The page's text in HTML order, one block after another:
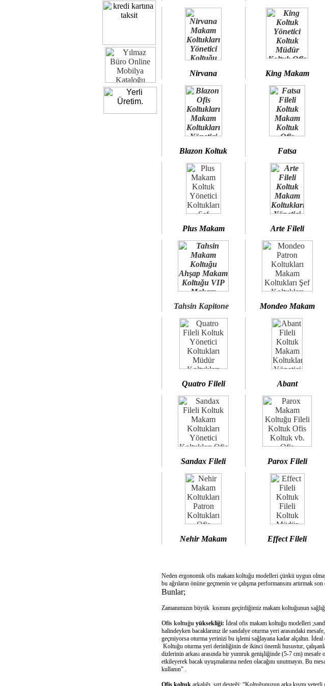
Nirvana King Makam
Blazon Koltuk Fatsa
Plus Makam Arte Fileli
Tahsin Kapitone Mondeo Makam
Quatro Fileli Abant
Sandax Fileli Parox Fileli
Nehir Makam Effect Fileli
Neden ergonomik ofis makam koltuğu modelleri çünkü uygun
bu ağrıların önüne geçmenin ve çalışma performansını artırmak
Bunlar;
Zamanımızın büyük kısmını geçirdiğimiz makam koltuğunun
Ofis koltuğuyüksekliği: İdeal ofis makam koltuğu modelleri
halindeyken bacaklarınız ile sandalye oturma yeri arasındaki
geçmiyorsa oturma yerinizi bu işlemi sağlayana kadar alçaltın.
Koltuğu oturma yeri derinliğinin de ikinci önemli husustur,
dizlerinin arkası arasında bir yumruk genişliğinde (5-7 cm) mesafe
etkileyerek bacak uyuşmalarına neden olacağını unutmayın. Bu
kullanın” .
Ofis koltuk arkalığı sırt desteği: “Koltuğunuzun arka kısmı